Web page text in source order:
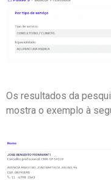
Os resultados da
mostra o exemplo à